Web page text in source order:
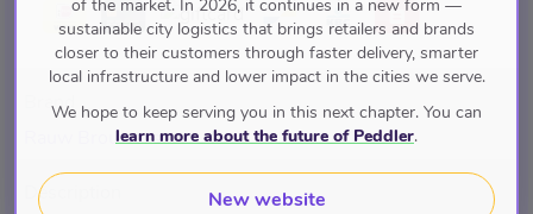
Brand
Rauw Brouwers
Description
of the market. In 2026, it continues in a new form —
sustainable city logistics that brings retailers and brands
closer to their customers through faster delivery, smarter
local infrastructure and lower impact in the cities we serve.
We hope to keep serving you in this next chapter. You can
learn more about the future of Peddler.
New website